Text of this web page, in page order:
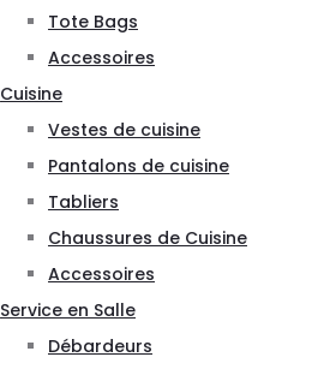
Tote Bags
Accessoires
Cuisine
Vestes de cuisine
Pantalons de cuisine
Tabliers
Chaussures de Cuisine
Accessoires
Service en Salle
Débardeurs